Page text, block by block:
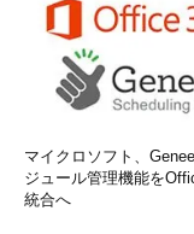
マイクロソフト、
ジュール管理機能を
統合へ